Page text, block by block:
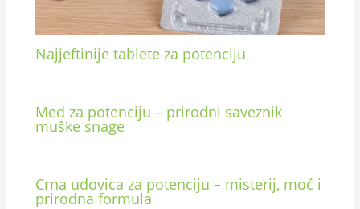
Najjeftinije tablete za potenciju
Med za potenciju – prirodni saveznik
muške snage
Crna udovica za potenciju – misterij, moć i
prirodna formula